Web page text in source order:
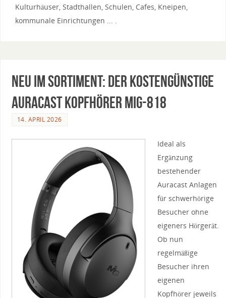
Kulturhäuser, Stadthallen, Schulen, Cafes, Kneipen,
kommunale Einrichtungen ... .
Neu im Sortiment: Der kostengünstige
Auracast Kopfhörer MIG-818
14. APRIL 2026
Ideal als
Ergänzung
bestehender
Auracast Anlagen
für schwerhörige
Besucher ohne
eigeners Hörgerät.
Ob nun
regelmäßige
Besucher ihren
eigenen
Kopfhörer jeweils